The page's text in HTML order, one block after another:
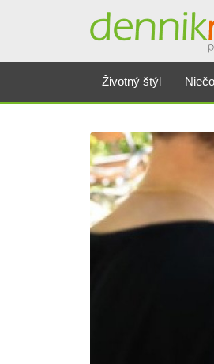
Životný štýl